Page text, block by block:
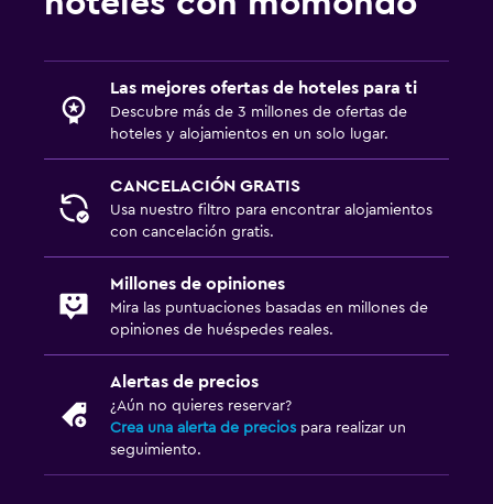
Las mejores ofertas de hoteles para ti
Descubre más de 3 millones de ofertas de
hoteles y alojamientos en un solo lugar.
CANCELACIÓN GRATIS
Usa nuestro filtro para encontrar alojamientos
con cancelación gratis.
Millones de opiniones
Mira las puntuaciones basadas en millones de
opiniones de huéspedes reales.
Alertas de precios
¿Aún no quieres reservar?
Crea una alerta de precios para realizar un
seguimiento.